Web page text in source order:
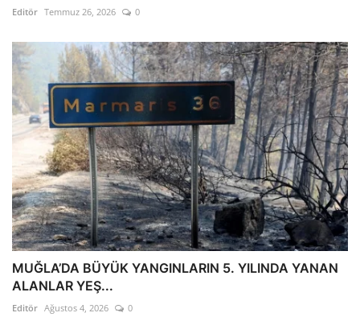
Editör Temmuz 26, 2026 0
MUĞLA’DA BÜYÜK YANGINLARIN 5. YILINDA YANAN
ALANLAR YEŞ...
Editör Ağustos 4, 2026 0